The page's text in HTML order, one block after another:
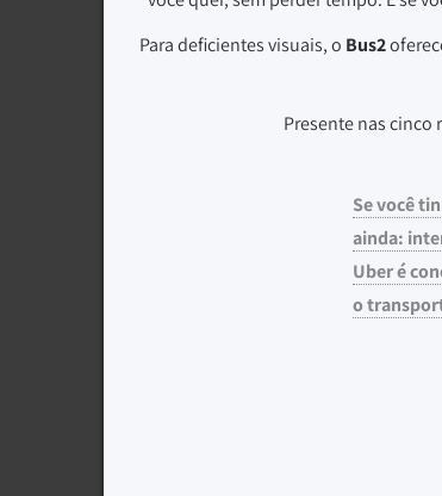
Para deficientes visuais, o Bus2
Presente nas cinco
Se você
ainda:
Uber é
o